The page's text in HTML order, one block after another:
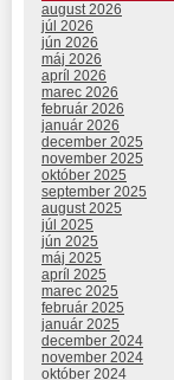
august 2026
júl 2026
jún 2026
máj 2026
apríl 2026
marec 2026
február 2026
január 2026
december 2025
november 2025
október 2025
september 2025
august 2025
júl 2025
jún 2025
máj 2025
apríl 2025
marec 2025
február 2025
január 2025
december 2024
november 2024
október 2024